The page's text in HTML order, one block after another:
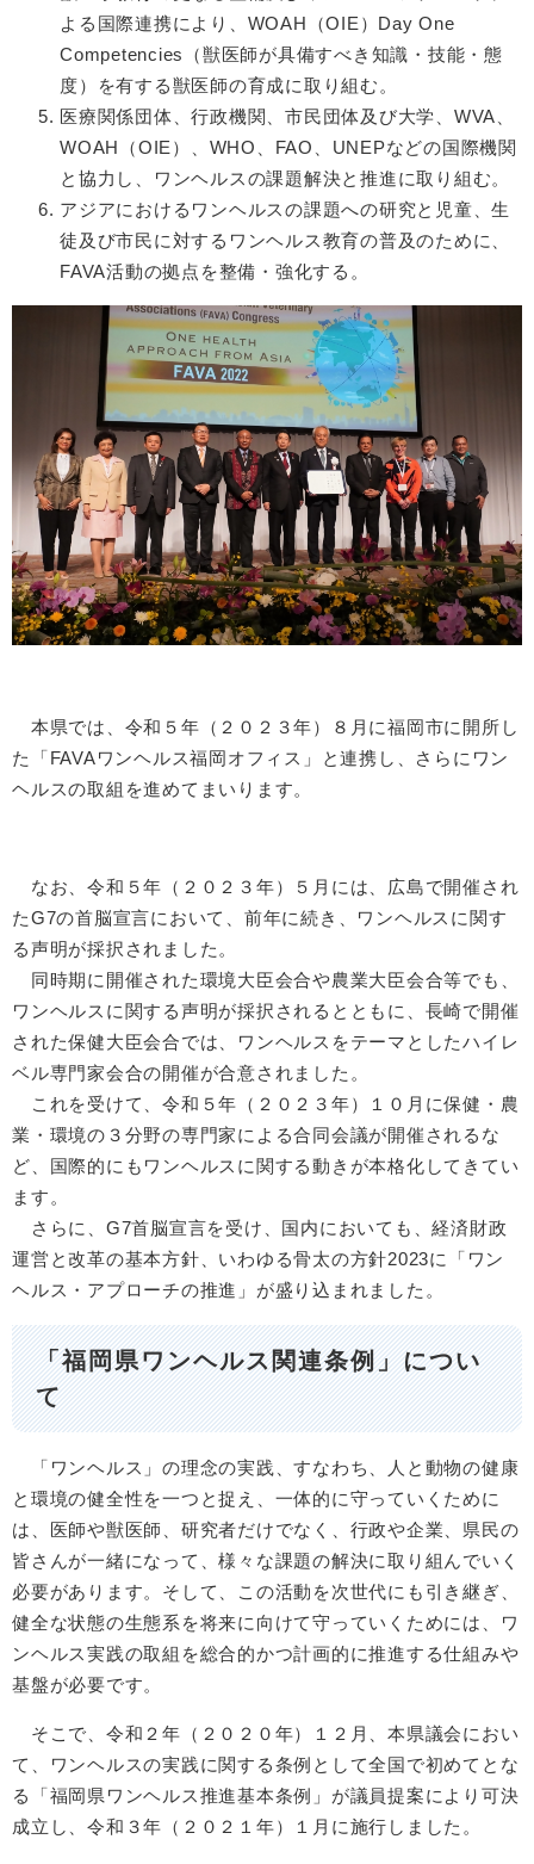
よる国際連携により、WOAH（OIE）Day One
Competencies（獣医師が具備すべき知識・技能・態
度）を有する獣医師の育成に取り組む。
医療関係団体、行政機関、市民団体及び大学、WVA、
WOAH（OIE）、WHO、FAO、UNEPなどの国際機関
と協力し、ワンヘルスの課題解決と推進に取り組む。
アジアにおけるワンヘルスの課題への研究と児童、生
徒及び市民に対するワンヘルス教育の普及のために、
FAVA活動の拠点を整備・強化する。
本県では、令和５年（２０２３年）８月に福岡市に開所し
た「FAVAワンヘルス福岡オフィス」と連携し、さらにワン
ヘルスの取組を進めてまいります。
なお、令和５年（２０２３年）５月には、広島で開催され
たG7の首脳宣言において、前年に続き、ワンヘルスに関す
る声明が採択されました。
同時期に開催された環境大臣会合や農業大臣会合等でも、
ワンヘルスに関する声明が採択されるとともに、長崎で開催
された保健大臣会合では、ワンヘルスをテーマとしたハイレ
ベル専門家会合の開催が合意されました。
これを受けて、令和５年（２０２３年）１０月に保健・農
業・環境の３分野の専門家による合同会議が開催されるな
ど、国際的にもワンヘルスに関する動きが本格化してきてい
ます。
さらに、G7首脳宣言を受け、国内においても、経済財政
運営と改革の基本方針、いわゆる骨太の方針2023に「ワン
ヘルス・アプローチの推進」が盛り込まれました。
「福岡県ワンヘルス関連条例」につい
て
「ワンヘルス」の理念の実践、すなわち、人と動物の健康
と環境の健全性を一つと捉え、一体的に守っていくために
は、医師や獣医師、研究者だけでなく、行政や企業、県民の
皆さんが一緒になって、様々な課題の解決に取り組んでいく
必要があります。そして、この活動を次世代にも引き継ぎ、
健全な状態の生態系を将来に向けて守っていくためには、ワ
ンヘルス実践の取組を総合的かつ計画的に推進する仕組みや
基盤が必要です。
そこで、令和２年（２０２０年）１２月、本県議会におい
て、ワンヘルスの実践に関する条例として全国で初めてとな
る「福岡県ワンヘルス推進基本条例」が議員提案により可決
成立し、令和３年（２０２１年）１月に施行しました。